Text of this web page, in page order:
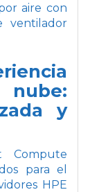
aire con
ventilador
y
Compute
para el
HPE